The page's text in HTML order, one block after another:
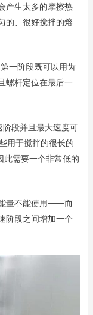
产生太多的摩擦热
的、很好搅拌的熔
一阶段既可以用齿
螺杆定位在最后一
段并且最大速度可
用于搅拌的很长的
需要一个非常低的
量不能使用——而
阶段之间增加一个